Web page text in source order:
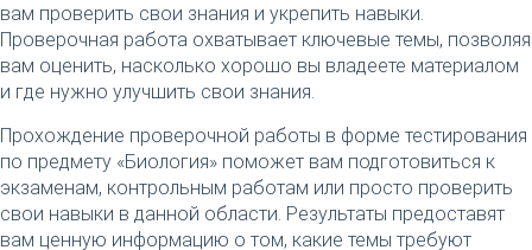
вам проверить свои знания и укрепить навыки.
Проверочная работа охватывает ключевые темы, позволяя
вам оценить, насколько хорошо вы владеете материалом
и где нужно улучшить свои знания.
Прохождение проверочной работы в форме тестирования
по предмету «Биология» поможет вам подготовиться к
экзаменам, контрольным работам или просто проверить
свои навыки в данной области. Результаты предоставят
вам ценную информацию о том, какие темы требуют